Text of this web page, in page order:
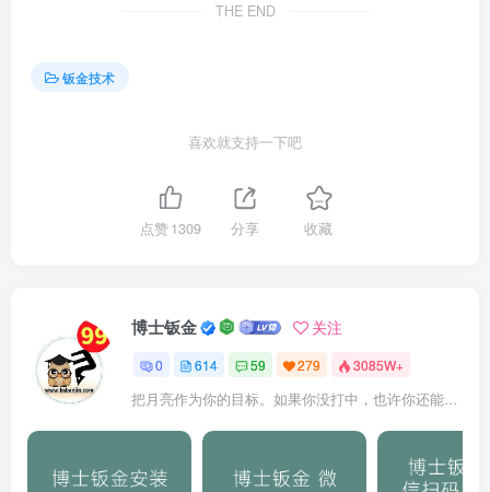
THE END
钣金技术
喜欢就支持一下吧
点赞1309 分享 收藏
博士钣金 关注
0 614 59 279 3085W+
把月亮作为你的目标。如果你没打中，也许你还能打中星星